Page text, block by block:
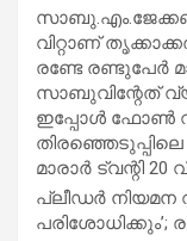
വിറ്റാണ്
രണ്ടേ രണ്ടുപേര്‍
സാബുവിന്റേത്
ഇപ്പോള്‍ ഫോണ്‍
മാരാര്‍ ട്വന്റി 20
പ്ലീഡർ നിയമന
പരിശോധിക്കും’;